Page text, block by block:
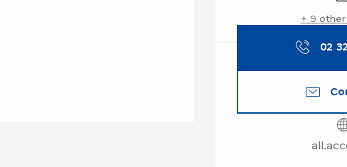
+ 9 other
02